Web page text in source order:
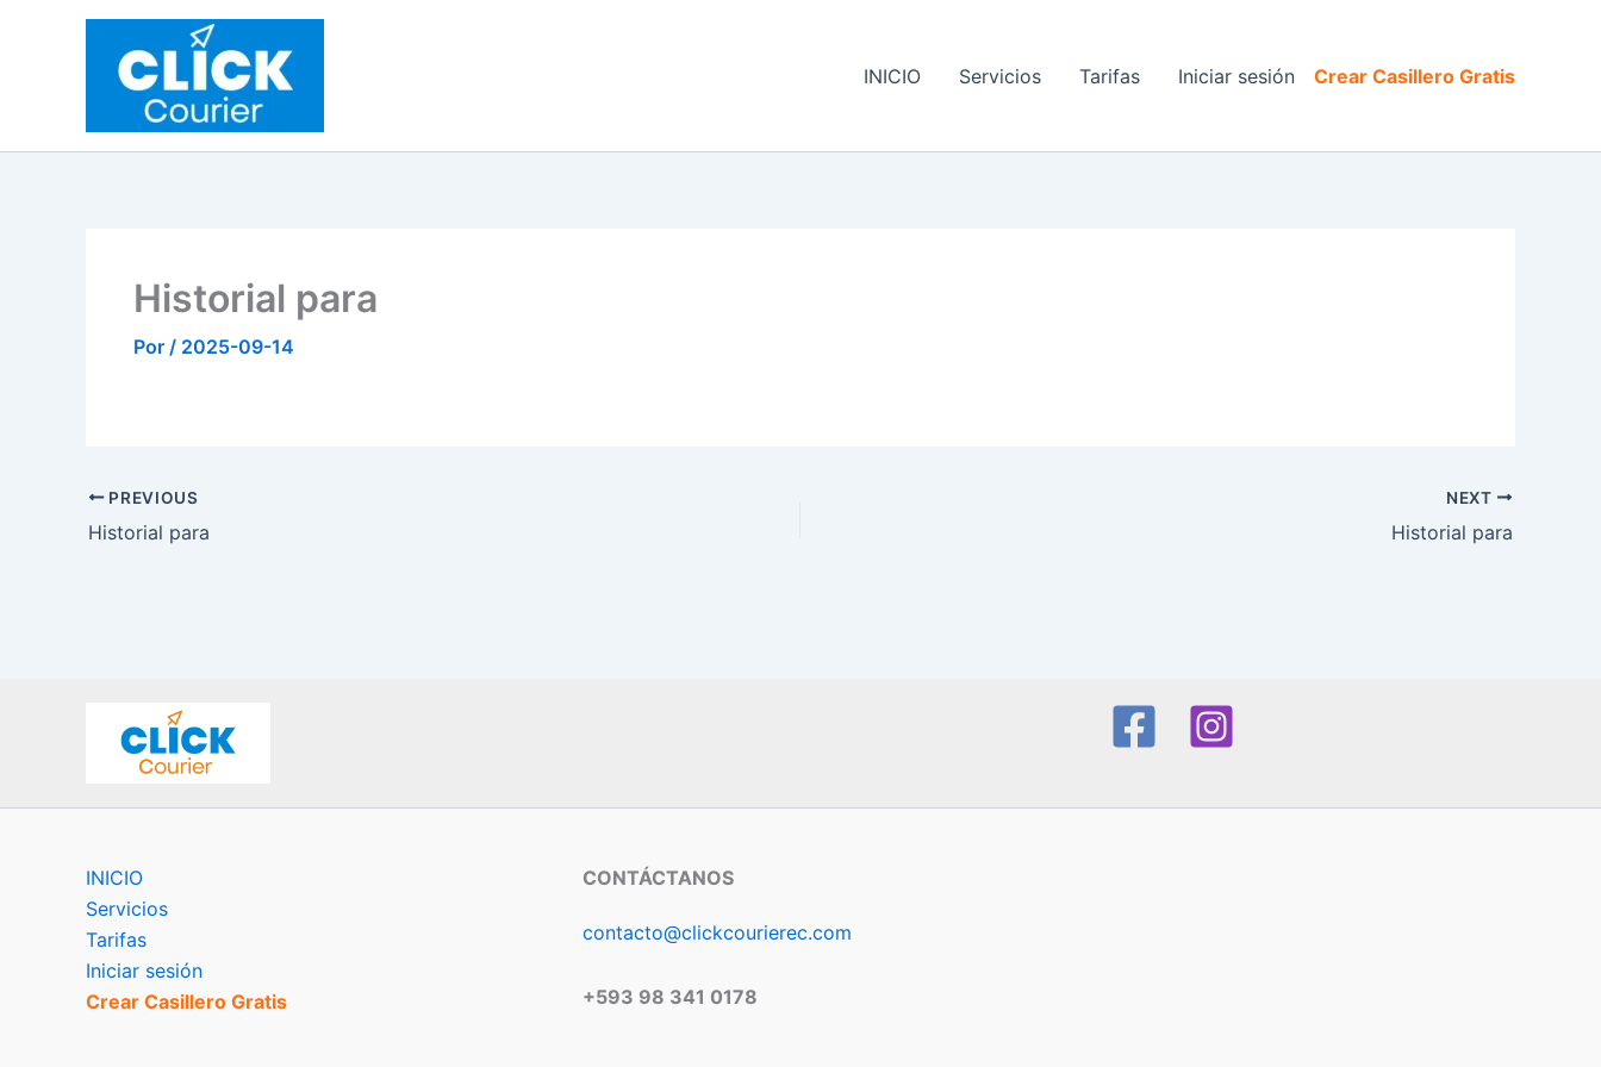
INICIO Servicios Tarifas Iniciar sesión Crear Casillero Gratis
Historial para
Por / 2025-09-14
PREVIOUS
Historial para
NEXT
Historial para
INICIO
Servicios
Tarifas
Iniciar sesión
Crear Casillero Gratis
CONTÁCTANOS
contacto@clickcourierec.com
+593 98 341 0178